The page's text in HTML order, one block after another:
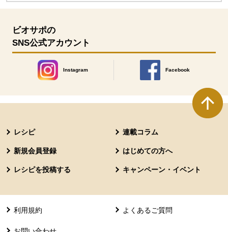
ビオサポの
SNS公式アカウント
Instagram
別のウィンドウで開きます。
Facebook
別のウィンドウで開きます
レシピ 連載コラム
新規会員登録 はじめての方へ
レシピを投稿する キャンペーン・イベント
利用規約 よくあるご質問